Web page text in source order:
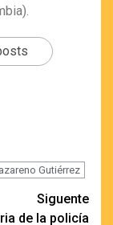
Gutiérrez
Siguente
de la policía